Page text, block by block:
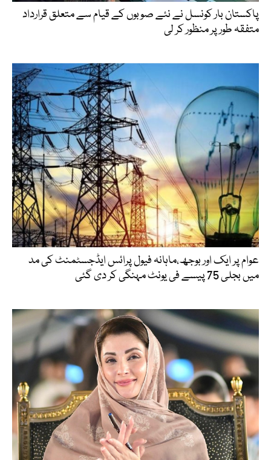
پاکستان بار کونسل نے نئے صوبوں کے قیام سے متعلق قرارداد
متفقہ طور پر منظور کر لی
عوام پر ایک اور بوجھ،ماہانہ فیول پرائس ایڈجسٹمنٹ کی مد
میں بجلی 75 پیسے فی یونٹ مہنگی کر دی گئی